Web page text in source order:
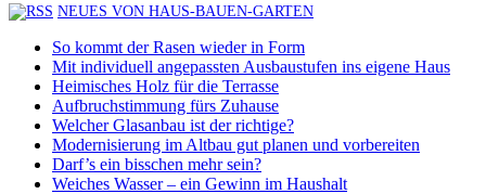
NEUES VON HAUS-BAUEN-GARTEN
So kommt der Rasen wieder in Form
Mit individuell angepassten Ausbaustufen ins eigene Haus
Heimisches Holz für die Terrasse
Aufbruchstimmung fürs Zuhause
Welcher Glasanbau ist der richtige?
Modernisierung im Altbau gut planen und vorbereiten
Darf’s ein bisschen mehr sein?
Weiches Wasser – ein Gewinn im Haushalt